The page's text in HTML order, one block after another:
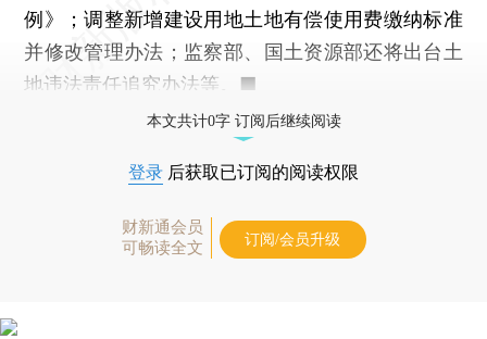
例》；调整新增建设用地土地有偿使用费缴纳标准
并修改管理办法；监察部、国土资源部还将出台土
地违法责任追究办法等。■
本文共计0字 订阅后继续阅读
登录 后获取已订阅的阅读权限
财新通会员
可畅读全文
订阅/会员升级